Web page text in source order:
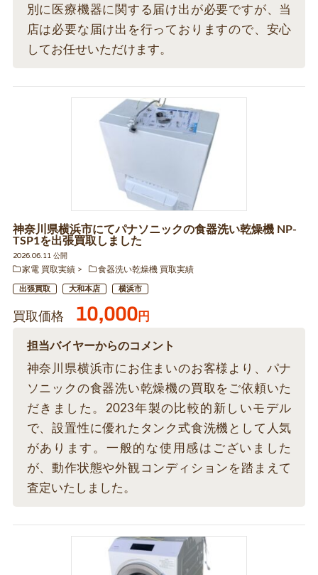
別に医療機器に関する届け出が必要ですが、当
店は必要な届け出を行っておりますので、安心
してお任せいただけます。
神奈川県横浜市にてパナソニックの食器洗い乾燥機 NP-
TSP1を出張買取しました
2026.06.11 公開
家電 買取実績
食器洗い乾燥機 買取実績
出張買取 大和本店 横浜市
買取価格 10,000円
担当バイヤーからのコメント
神奈川県横浜市にお住まいのお客様より、パナ
ソニックの食器洗い乾燥機の買取をご依頼いた
だきました。2023年製の比較的新しいモデル
で、設置性に優れたタンク式食洗機として人気
があります。一般的な使用感はございました
が、動作状態や外観コンディションを踏まえて
査定いたしました。